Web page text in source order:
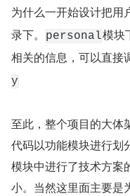
为什么一开始设计把用
录下。
personal模块
相关的信息，可以直接
y
至此，整个项目的大体
代码以功能模块进行划
模块中进行了技术方案
小。当然这里面主要是